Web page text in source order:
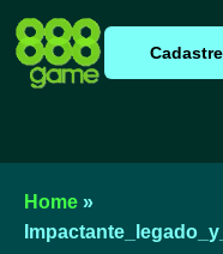
Home »